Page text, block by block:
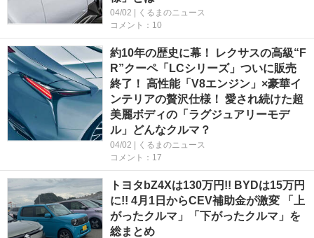
04/02 | くるまのニュース
コメント：10
約10年の歴史に幕！ レクサスの高級“F
R”クーペ「LCシリーズ」ついに販売
終了！ 高性能「V8エンジン」×豪華イ
ンテリアの贅沢仕様！ 愛され続けた超
美麗ボディの「ラグジュアリーモデ
ル」どんなクルマ？
04/02 | くるまのニュース
コメント：17
トヨタbZ4Xは130万円!! BYDは15万円
に!! 4月1日からCEV補助金が激変 「上
がったクルマ」「下がったクルマ」を
総まとめ